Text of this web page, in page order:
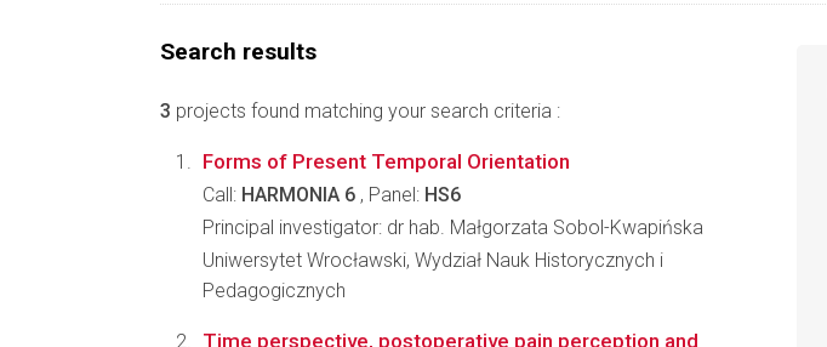
Search results
3 projects found matching your search criteria :
Forms of Present Temporal Orientation
Call: HARMONIA 6 , Panel: HS6
Principal investigator: dr hab. Małgorzata Sobol-Kwapińska
Uniwersytet Wrocławski, Wydział Nauk Historycznych i
Pedagogicznych
Time perspective, postoperative pain perception and